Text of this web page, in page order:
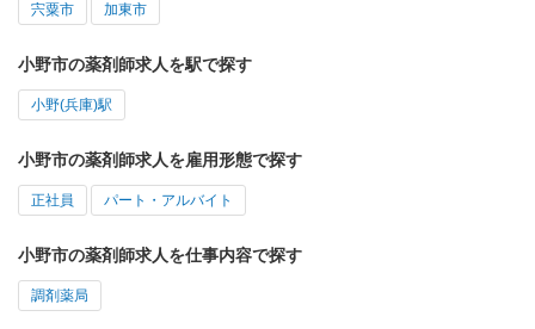
宍粟市 加東市
小野市の薬剤師求人を駅で探す
小野(兵庫)駅
小野市の薬剤師求人を雇用形態で探す
正社員 パート・アルバイト
小野市の薬剤師求人を仕事内容で探す
調剤薬局